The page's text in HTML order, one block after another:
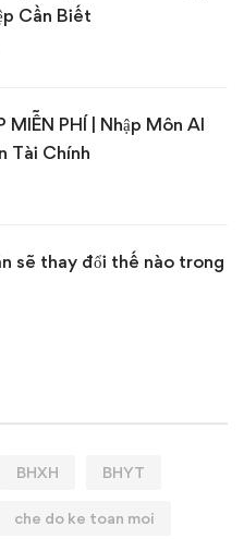
Cần Biết
MIỄN PHÍ | Nhập Môn AI
Tài Chính
sẽ thay đổi thế nào trong
BHXH BHYT
che do ke toan moi